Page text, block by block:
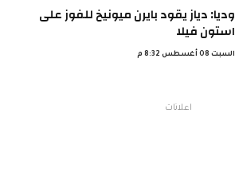
وديا: دياز يقود بايرن ميونيخ للفوز على
استون فيلا
السبت 08 أغسطس 8:32 م
اعلانات